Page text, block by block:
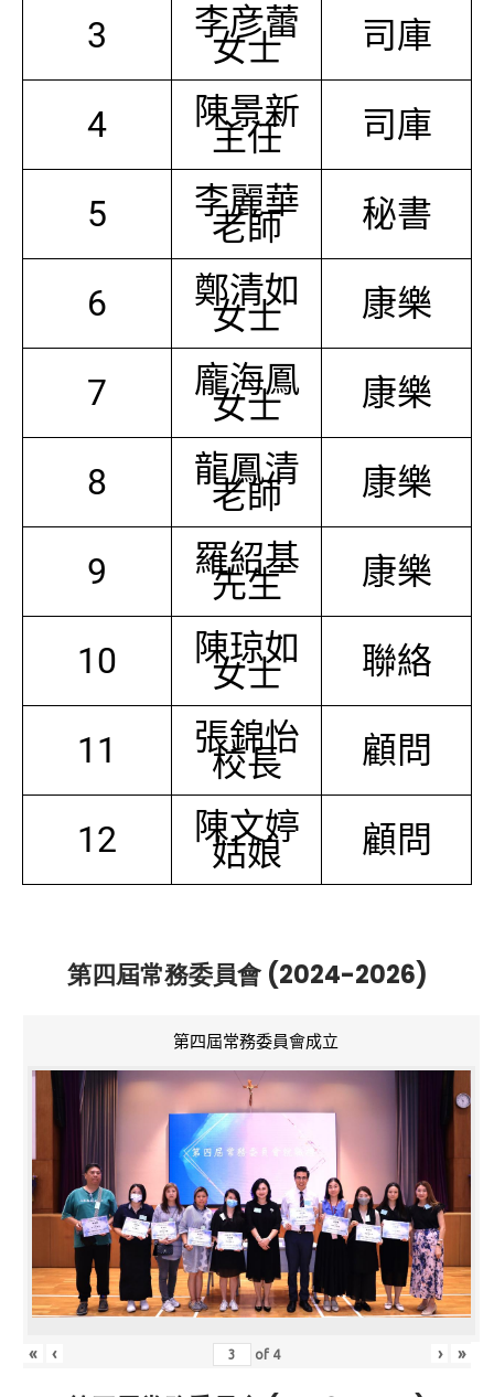
3 李彦蕾
女士 司庫
4 陳景新
主任 司庫
5 李麗華
老師 秘書
6 鄭清如
女士 康樂
7 龐海鳳
女士 康樂
8 龍鳳清
老師 康樂
9 羅紹基
先生 康樂
10 陳琼如
女士 聯絡
11 張錦怡
校長 顧問
12 陳文婷
姑娘 顧問
第四屆常務委員會 (2024-2026)
第四屆常務委員會成立
« ‹ of 4 › »